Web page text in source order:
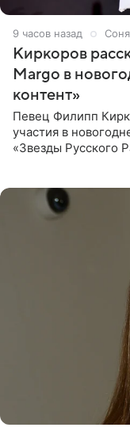
9 часов назад
Киркоров
Margo в
контент»
Певец Филипп
участия в
«Звезды Русского